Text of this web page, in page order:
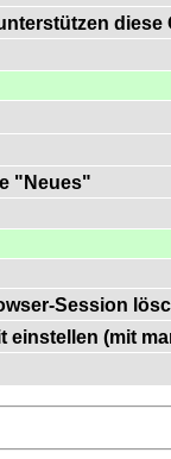
diese
"Neues"
Session
einstellen (mit